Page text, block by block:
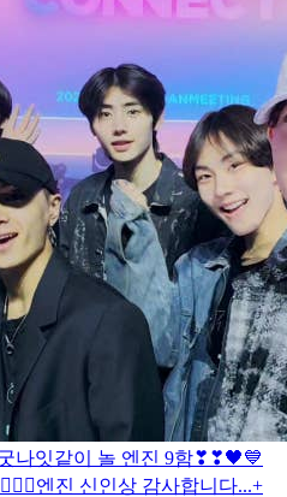
나잇같이 놀 엔진 9함❣❣🖤💙
엔진 신인상 감사합니다...+